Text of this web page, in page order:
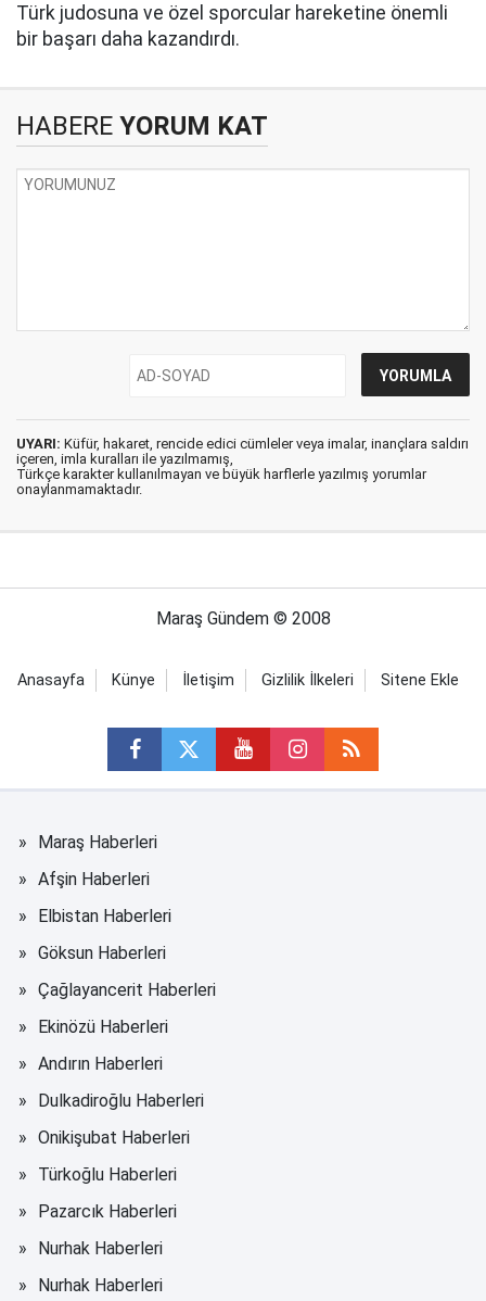
Türk judosuna ve özel sporcular hareketine önemli
bir başarı daha kazandırdı.
HABERE YORUM KAT
UYARI: Küfür, hakaret, rencide edici cümleler veya imalar, inançlara saldırı
içeren, imla kuralları ile yazılmamış,
Türkçe karakter kullanılmayan ve büyük harflerle yazılmış yorumlar
onaylanmamaktadır.
Maraş Gündem © 2008
Anasayfa Künye İletişim Gizlilik İlkeleri Sitene Ekle
Maraş Haberleri
Afşin Haberleri
Elbistan Haberleri
Göksun Haberleri
Çağlayancerit Haberleri
Ekinözü Haberleri
Andırın Haberleri
Dulkadiroğlu Haberleri
Onikişubat Haberleri
Türkoğlu Haberleri
Pazarcık Haberleri
Nurhak Haberleri
Nurhak Haberleri